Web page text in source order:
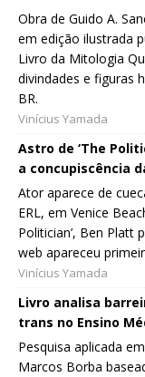
Obra de Guido A.
em edição ilustrada
Livro da Mitologia
divindades e figuras
BR.
Vinícius Yamada
Astro de ‘The
a concupiscência
Ator aparece de
ERL, em Venice
Politician’, Ben Platt
web apareceu
Vinícius Yamada
Livro analisa
trans no Ensino
Pesquisa aplicada
Marcos Borba